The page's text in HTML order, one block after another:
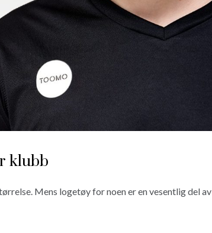
klubb
Mens logetøy for noen er en vesentlig del av